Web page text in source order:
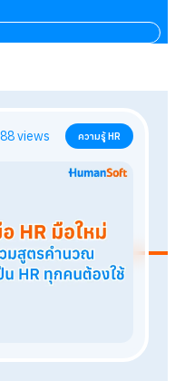
5,088views ความรู้ HR